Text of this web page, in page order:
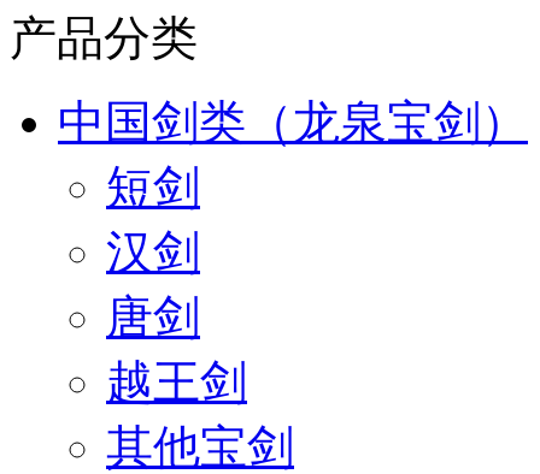
产品分类
中国剑类（龙泉宝剑）
短剑
汉剑
唐剑
越王剑
其他宝剑